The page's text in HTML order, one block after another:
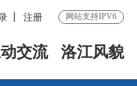
注册 网站支持IPV6
交流 洛江风貌